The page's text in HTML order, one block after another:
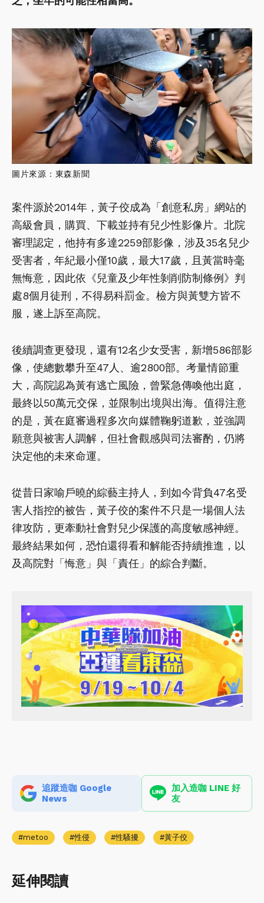
圖片來源：東森新聞
案件源於2014年，黃子佼成為「創意私房」網站的
高級會員，購買、下載並持有兒少性影像片。北院
審理認定，他持有多達2259部影像，涉及35名兒少
受害者，年紀最小僅10歲，最大17歲，且黃當時毫
無悔意，因此依《兒童及少年性剝削防制條例》判
處8個月徒刑，不得易科罰金。檢方與黃雙方皆不
服，遂上訴至高院。
後續調查更發現，還有12名少女受害，新增586部影
像，使總數攀升至47人、逾2800部。考量情節重
大，高院認為黃有逃亡風險，曾緊急傳喚他出庭，
最終以50萬元交保，並限制出境與出海。值得注意
的是，黃在庭審過程多次向媒體鞠躬道歉，並強調
願意與被害人調解，但社會觀感與司法審酌，仍將
決定他的未來命運。
從昔日家喻戶曉的綜藝主持人，到如今背負47名受
害人指控的被告，黃子佼的案件不只是一場個人法
律攻防，更牽動社會對兒少保護的高度敏感神經。
最終結果如何，恐怕還得看和解能否持續推進，以
及高院對「悔意」與「責任」的綜合判斷。
追蹤造咖 Google
News
加入造咖 LINE 好
友
metoo 性侵 性騷擾 黃子佼
延伸閱讀